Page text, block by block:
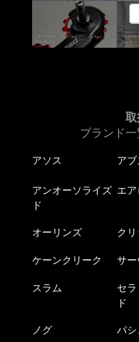
ブランド一
アソス アブ
アンオーソライズ
ド
エア
オーリンズ クリ
ケーンクリーク サー
スラム
セ
ド
ノグ パシ